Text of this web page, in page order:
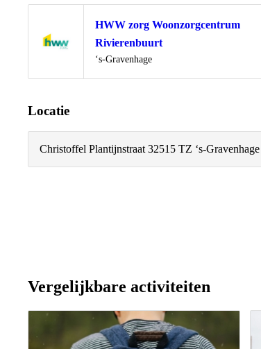
HWW zorg Woonzorgcentrum
Rivierenbuurt
Locatie
‘s-Gravenhage
Locatie
Christoffel Plantijnstraat 32515 TZ ‘s-Gravenhage
Vergelijkbare activiteiten